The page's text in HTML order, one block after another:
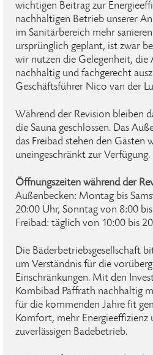
wichtigen Beitrag zur
nachhaltigen Betrieb unserer
im Sanitärbereich mehr
ursprünglich geplant, ist zwar
wir nutzen die Gelegenheit, die
nachhaltig und fachgerecht
Geschäftsführer Nico van der
Während der Revision bleiben
die Sauna geschlossen. Das
das Freibad stehen den Gästen
uneingeschränkt zur Verfügung.
Öffnungszeiten während der
Außenbecken: Montag bis
20:00 Uhr, Sonntag von 8:00
Freibad: täglich von 10:00 bis
Die Bäderbetriebsgesellschaft
um Verständnis für die
Einschränkungen. Mit den
Kombibad Paffrath nachhaltig
für die kommenden Jahre fit
Komfort, mehr Energieeffizienz
zuverlässigen Badebetrieb.